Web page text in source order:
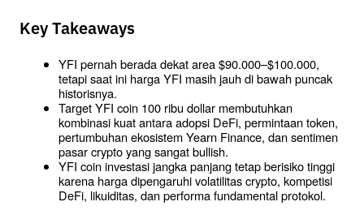
Key Takeaways
YFI pernah berada dekat area $90.000–$100.000,
tetapi saat ini harga YFI masih jauh di bawah puncak
historisnya.
Target YFI coin 100 ribu dollar membutuhkan
kombinasi kuat antara adopsi DeFi, permintaan token,
pertumbuhan ekosistem Yearn Finance, dan sentimen
pasar crypto yang sangat bullish.
YFI coin investasi jangka panjang tetap berisiko tinggi
karena harga dipengaruhi volatilitas crypto, kompetisi
DeFi, likuiditas, dan performa fundamental protokol.